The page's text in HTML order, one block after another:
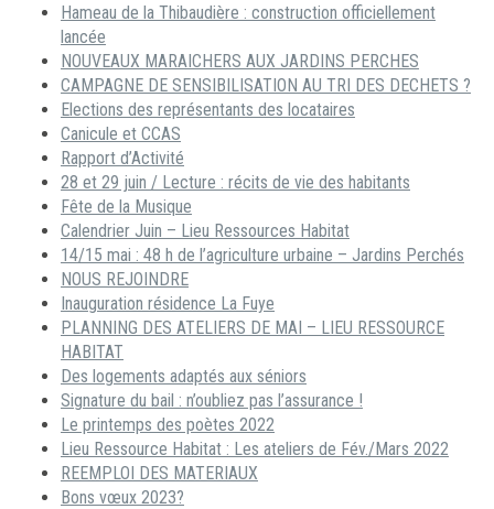
Hameau de la Thibaudière : construction officiellement
lancée
NOUVEAUX MARAICHERS AUX JARDINS PERCHES
CAMPAGNE DE SENSIBILISATION AU TRI DES DECHETS ?
Elections des représentants des locataires
Canicule et CCAS
Rapport d’Activité
28 et 29 juin / Lecture : récits de vie des habitants
Fête de la Musique
Calendrier Juin – Lieu Ressources Habitat
14/15 mai : 48 h de l’agriculture urbaine – Jardins Perchés
NOUS REJOINDRE
Inauguration résidence La Fuye
PLANNING DES ATELIERS DE MAI – LIEU RESSOURCE
HABITAT
Des logements adaptés aux séniors
Signature du bail : n’oubliez pas l’assurance !
Le printemps des poètes 2022
Lieu Ressource Habitat : Les ateliers de Fév./Mars 2022
REEMPLOI DES MATERIAUX
Bons vœux 2023?